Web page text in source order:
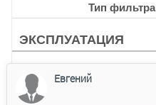
Тип фильтра
ЭКСПЛУАТАЦИЯ
Таймер
Евгений